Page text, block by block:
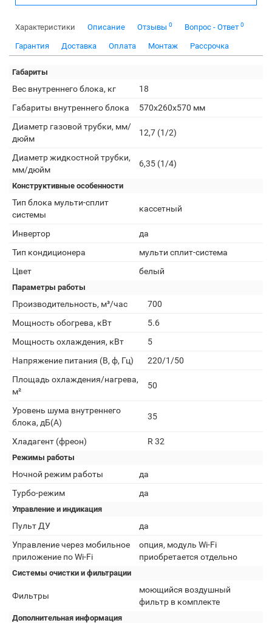
Характеристики Описание Отзывы 0 Вопрос - Ответ 0
Гарантия Доставка Оплата Монтаж Рассрочка
Габариты
Вес внутреннего блока, кг
18
Габариты внутреннего блока
570x260x570 мм
Диаметр газовой трубки, мм/
дюйм
12,7 (1/2)
Диаметр жидкостной трубки,
мм/дюйм
6,35 (1/4)
Конструктивные особенности
Тип блока мульти-сплит
системы
кассетный
Инвертор
да
Тип кондиционера
мульти сплит-система
Цвет
белый
Параметры работы
Производительность, м³/час
700
Мощность обогрева, кВт
5.6
Мощность охлаждения, кВт
5
Напряжение питания (В, ф, Гц)
220/1/50
Площадь охлаждения/нагрева,
м²
50
Уровень шума внутреннего
блока, дБ(А)
35
Хладагент (фреон) R 32
Режимы работы
Ночной режим работы
да
Турбо-режим
да
Управление и индикация
Пульт ДУ
да
Управление через мобильное
приложение по Wi-Fi
опция, модуль Wi-Fi
приобретается отдельно
Системы очистки и фильтрации
Фильтры
моющийся воздушный
фильтр в комплекте
Дополнительная информация